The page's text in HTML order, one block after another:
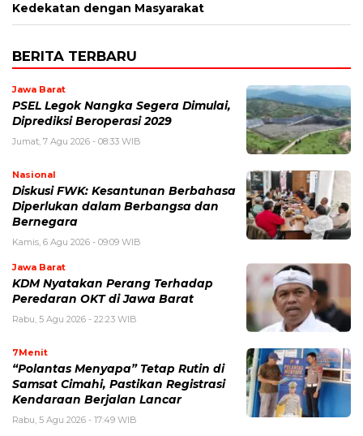
Kedekatan dengan Masyarakat
BERITA TERBARU
Jawa Barat
PSEL Legok Nangka Segera Dimulai,
Diprediksi Beroperasi 2029
Jumat, 7 Agu 2026 - 08:33 WIB
Nasional
Diskusi FWK: Kesantunan Berbahasa
Diperlukan dalam Berbangsa dan
Bernegara
Kamis, 6 Agu 2026 - 09:09 WIB
Jawa Barat
KDM Nyatakan Perang Terhadap
Peredaran OKT di Jawa Barat
Rabu, 5 Agu 2026 - 22:23 WIB
7Menit
“Polantas Menyapa” Tetap Rutin di
Samsat Cimahi, Pastikan Registrasi
Kendaraan Berjalan Lancar
Rabu, 5 Agu 2026 - 17:49 WIB